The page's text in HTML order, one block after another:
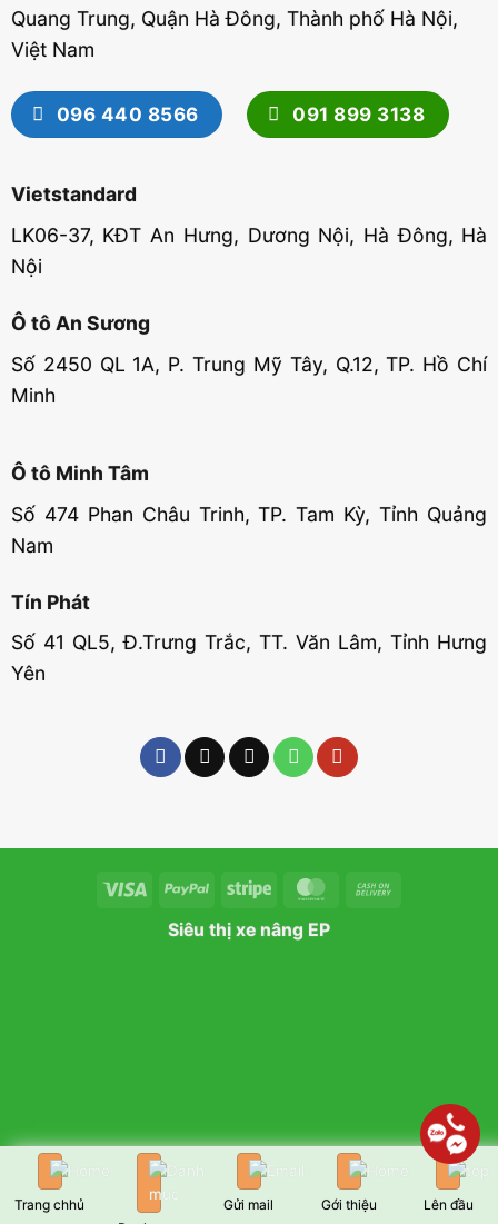
Quang Trung, Quận Hà Đông, Thành phố Hà Nội,
Việt Nam
096 440 8566 091 899 3138
Vietstandard
LK06-37, KĐT An Hưng, Dương Nội, Hà Đông, Hà
Nội
Ô tô An Sương
Số 2450 QL 1A, P. Trung Mỹ Tây, Q.12, TP. Hồ Chí
Minh
Ô tô Minh Tâm
Số 474 Phan Châu Trinh, TP. Tam Kỳ, Tỉnh Quảng
Nam
Tín Phát
Số 41 QL5, Đ.Trưng Trắc, TT. Văn Lâm, Tỉnh Hưng
Yên
Visa PayPal Stripe MasterCard
Siêu thị xe nâng EP
Trang chhủ
Gửi mail Gới thiệu Lên đầu